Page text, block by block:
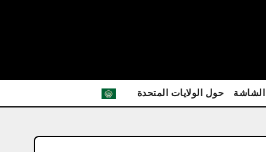
حول الولايات المتحدة